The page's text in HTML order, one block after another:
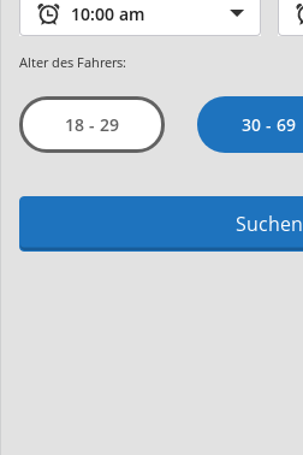
Alter des Fahrers:
18 - 29 30 - 69
Suchen